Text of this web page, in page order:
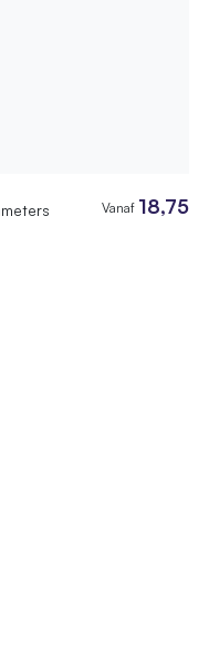
Vanaf 18,75